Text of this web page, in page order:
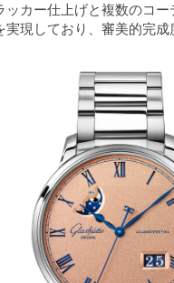
ッカー仕上げと複数のコ
実現しており、審美的完